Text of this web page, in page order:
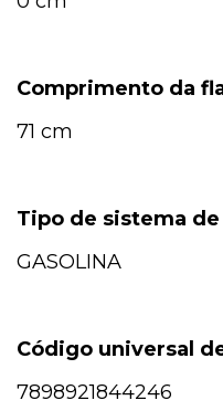
Comprimento da
71 cm
Tipo de sistema
GASOLINA
Código universal
7898921844246